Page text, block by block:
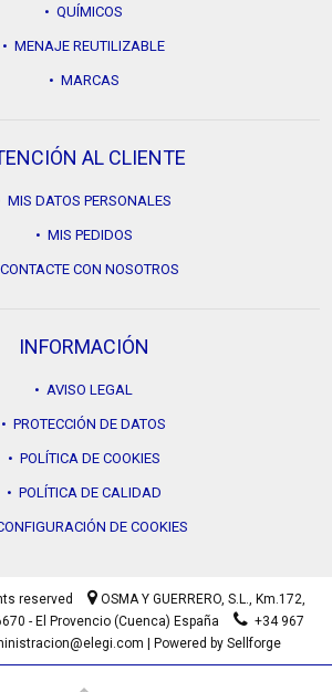
• QUÍMICOS
• MENAJE REUTILIZABLE
• MARCAS
AL CLIENTE
MIS DATOS PERSONALES
• MIS PEDIDOS
CON NOSOTROS
INFORMACIÓN
• AVISO LEGAL
• PROTECCIÓN DE DATOS
• POLÍTICA DE COOKIES
• POLÍTICA DE CALIDAD
DE COOKIES
reserved OSMA Y GUERRERO, S.L., Km.172,
- El Provencio (Cuenca) España
+34 967
Powered by Sellforge